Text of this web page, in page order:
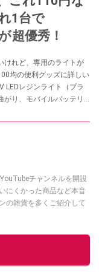
1台で
超優秀！
けれど、専用のライトが
均の便利グッズに詳しい
LEDレジンライト（ブラ
がり、モバイルバッテリ
チャンネルを開設
トの他の記事を読む